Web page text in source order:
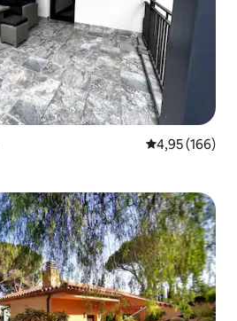
Vidutinis
4,95 (166)